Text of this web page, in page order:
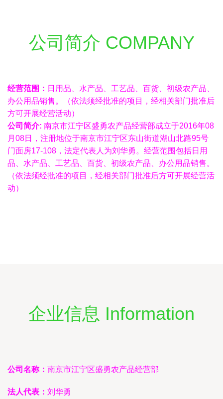
公司简介 COMPANY
经营范围： 日用品、水产品、工艺品、百货、初级农产品、
办公用品销售。（依法须经批准的项目，经相关部门批准后
方可开展经营活动）
公司简介: 南京市江宁区盛勇农产品经营部成立于2016年08
月08日，注册地位于南京市江宁区东山街道湖山北路95号
门面房17-108，法定代表人为刘华勇。经营范围包括日用
品、水产品、工艺品、百货、初级农产品、办公用品销售。
（依法须经批准的项目，经相关部门批准后方可开展经营活
动）
企业信息 Information
公司名称： 南京市江宁区盛勇农产品经营部
法人代表： 刘华勇